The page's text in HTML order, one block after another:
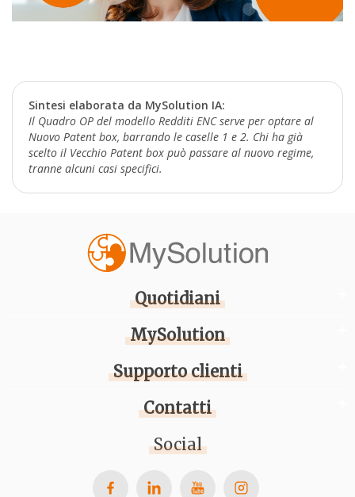
Sintesi elaborata da MySolution IA:
Il Quadro OP del modello Redditi ENC serve per optare al
Nuovo Patent box, barrando le caselle 1 e 2. Chi ha già
scelto il Vecchio Patent box può passare al nuovo regime,
tranne alcuni casi specifici.
Quotidiani
MySolution
Supporto clienti
Contatti
Social